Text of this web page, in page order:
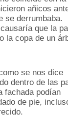
añicos
se derrumbaba.
que la
la copa de un
se nos dice
dentro de las
fachada podían
de pie,